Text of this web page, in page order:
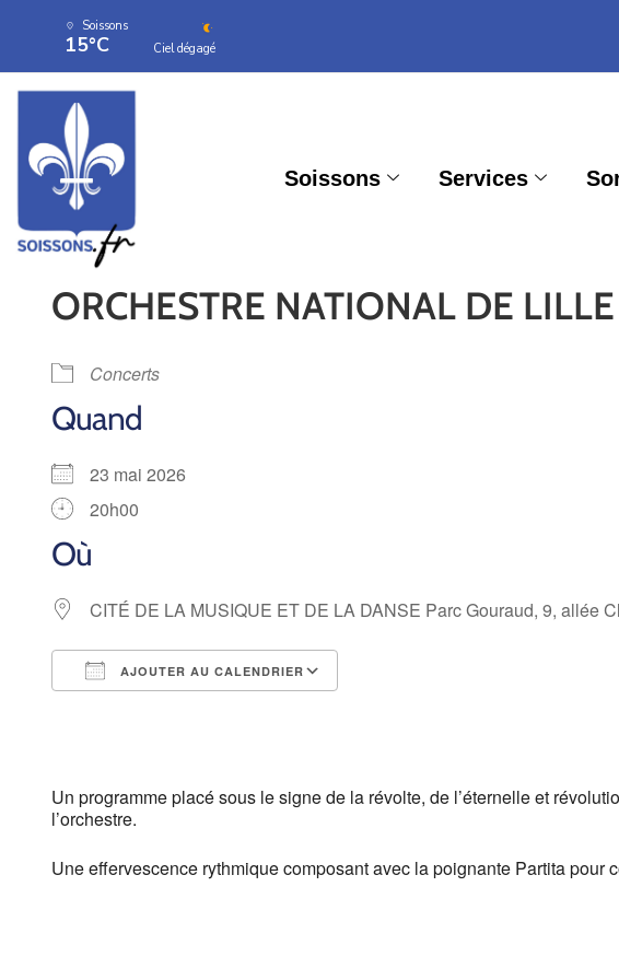
Soissons
15°C Ciel dégagé
Soissons Services
ORCHESTRE NATIONAL DE LILLE
Concerts
Quand
23 mai 2026
20h00
Où
CITÉ DE LA MUSIQUE ET DE LA DANSE Parc Gouraud, 9, allée
AJOUTER AU CALENDRIER
Un programme placé sous le signe de la révolte, de l’éternelle et
l’orchestre.
Une effervescence rythmique composant avec la poignante Partita